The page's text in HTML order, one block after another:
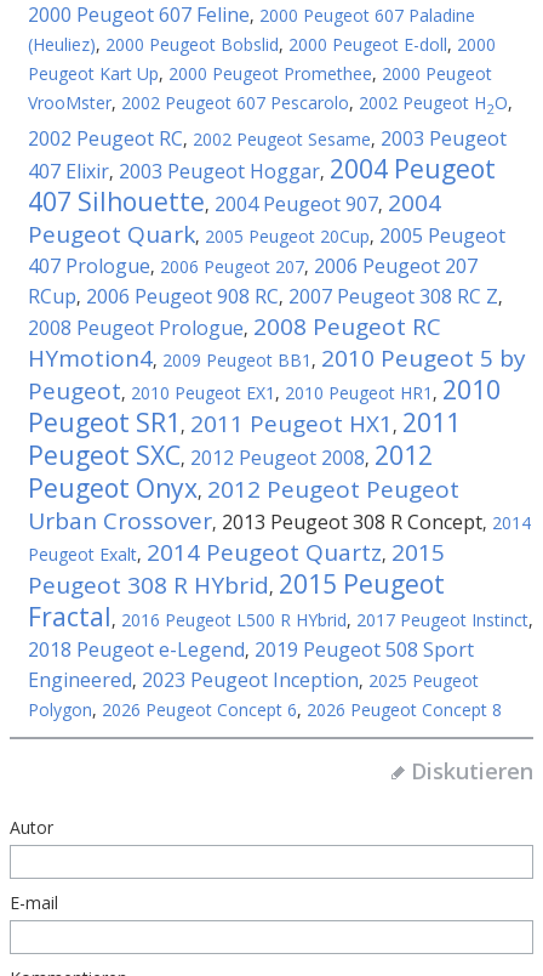
2000 Peugeot 607 Feline, 2000 Peugeot 607 Paladine
(Heuliez), 2000 Peugeot Bobslid, 2000 Peugeot E-doll, 2000
Peugeot Kart Up, 2000 Peugeot Promethee, 2000 Peugeot
VrooMster, 2002 Peugeot 607 Pescarolo, 2002 Peugeot H2O,
2002 Peugeot RC, 2002 Peugeot Sesame, 2003 Peugeot
407 Elixir, 2003 Peugeot Hoggar, 2004 Peugeot
407 Silhouette, 2004 Peugeot 907, 2004
Peugeot Quark, 2005 Peugeot 20Cup, 2005 Peugeot
407 Prologue, 2006 Peugeot 207, 2006 Peugeot 207
RCup, 2006 Peugeot 908 RC, 2007 Peugeot 308 RC Z,
2008 Peugeot Prologue, 2008 Peugeot RC
HYmotion4, 2009 Peugeot BB1 , 2010 Peugeot 5 by
Peugeot, 2010 Peugeot EX1 , 2010 Peugeot HR1 , 2010
Peugeot SR1 , 2011 Peugeot HX1 , 2011
Peugeot SXC, 2012 Peugeot 2008, 2012
Peugeot Onyx, 2012 Peugeot Peugeot
Urban Crossover, 2013 Peugeot 308 R Concept, 2014
Peugeot Exalt, 2014 Peugeot Quartz, 2015
Peugeot 308 R HYbrid, 2015 Peugeot
Fractal, 2016 Peugeot L500 R HYbrid, 2017 Peugeot Instinct,
2018 Peugeot e-Legend, 2019 Peugeot 508 Sport
Engineered, 2023 Peugeot Inception, 2025 Peugeot
Polygon, 2026 Peugeot Concept 6, 2026 Peugeot Concept 8
Diskutieren
Autor
E-mail